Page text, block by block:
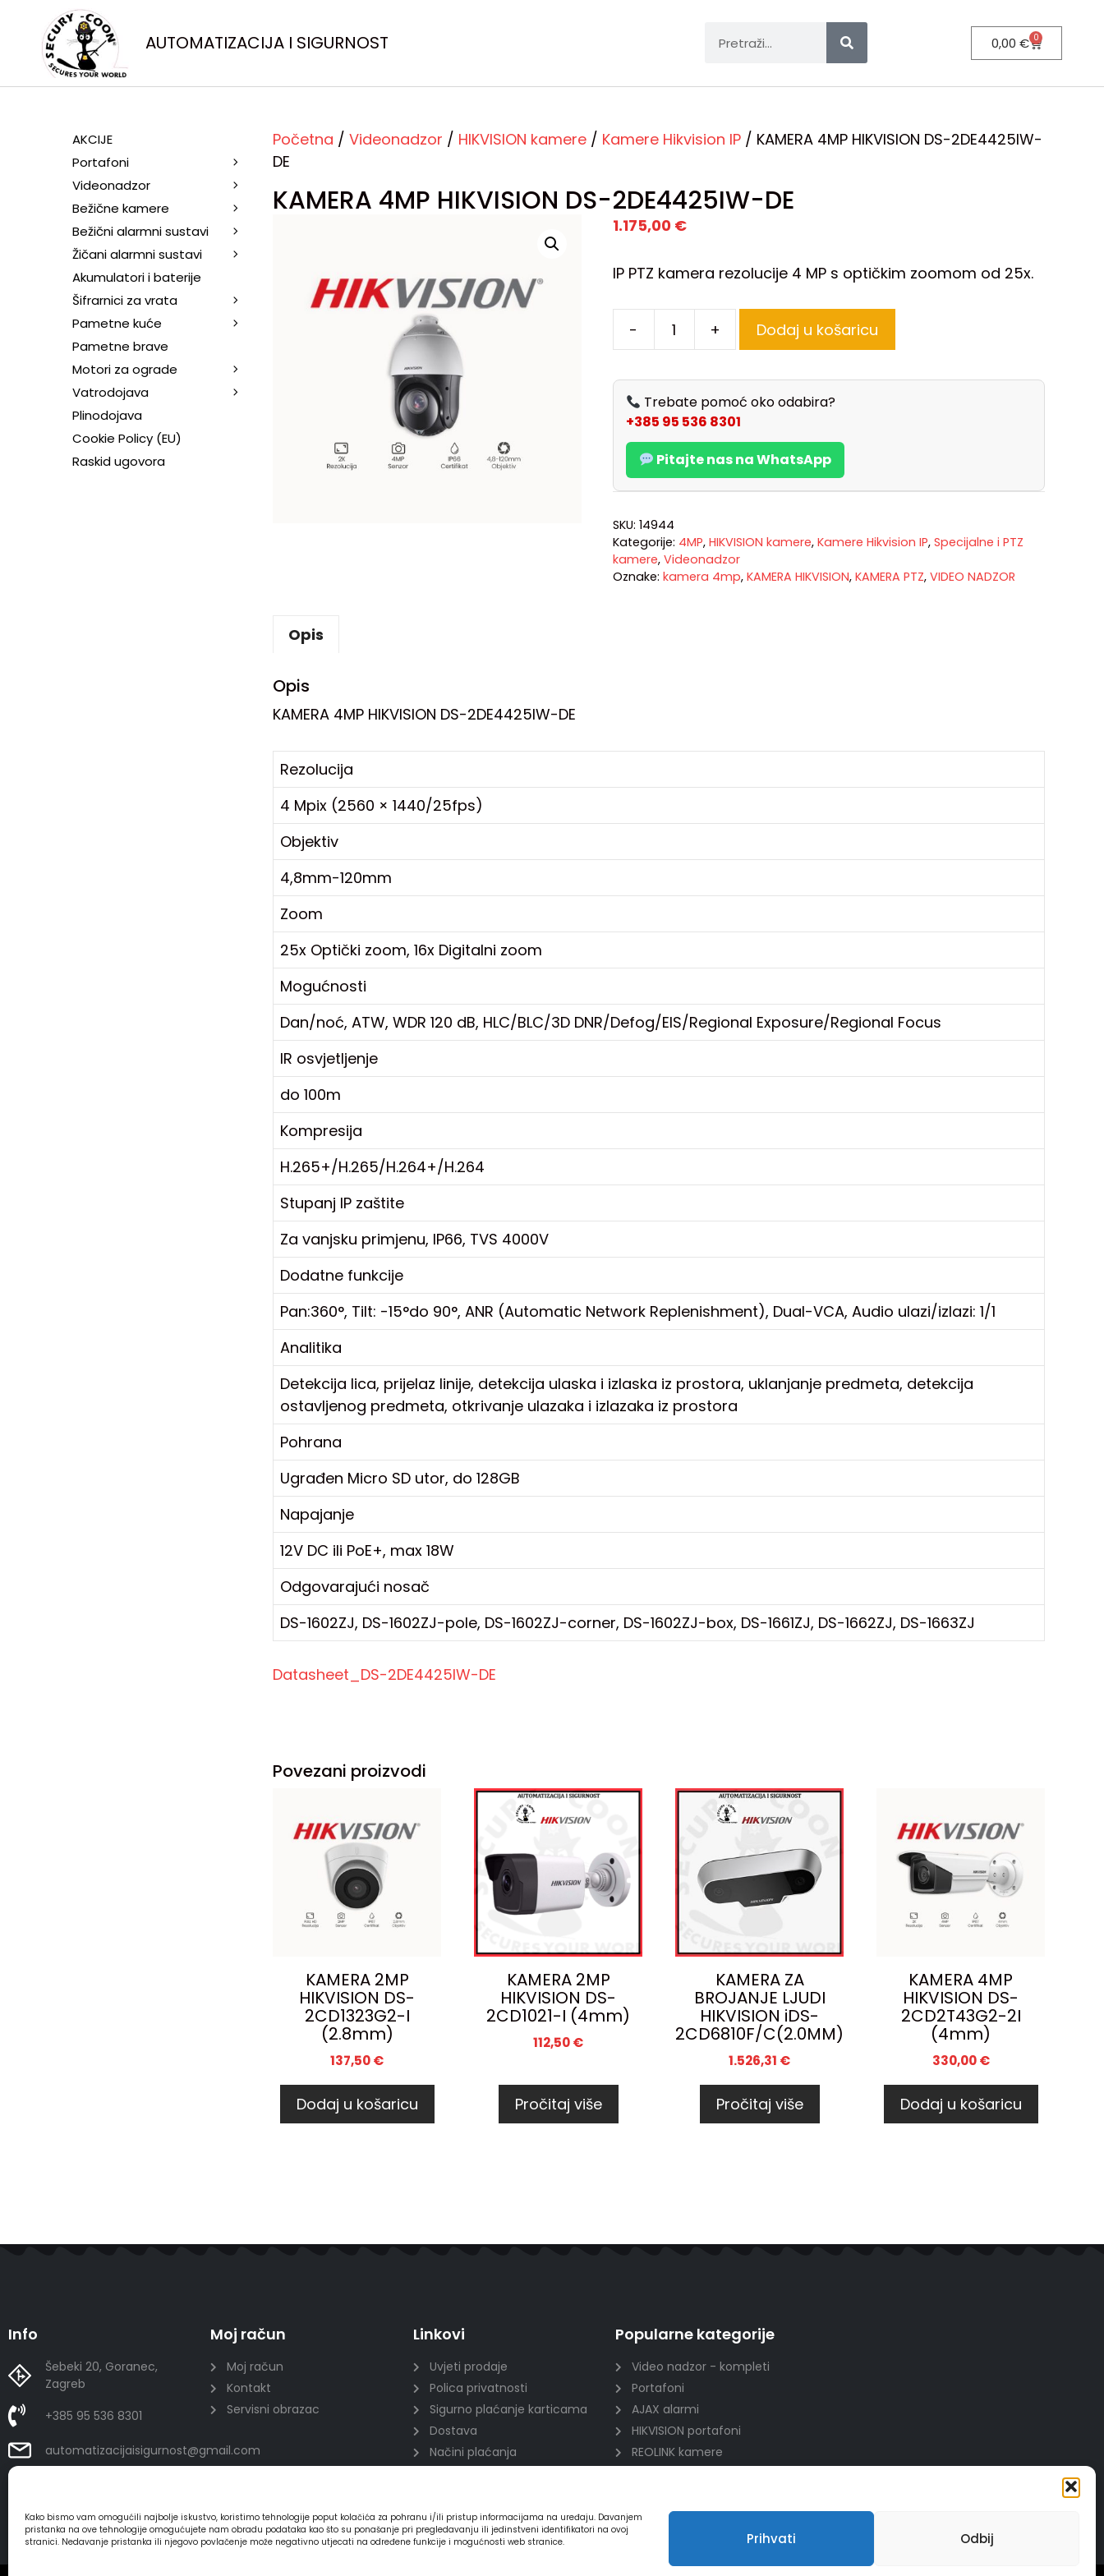
Kako bismo vam omogućili najbolje iskustvo, koristimo tehnologije poput kolačića za pohranu i/ili pristup informacijama na uređaju. Davanjem
pristanka na ove tehnologije omogućujete nam obradu podataka kao što su ponašanje pri pregledavanju ili jedinstveni identifikatori na ovoj
stranici. Nedavanje pristanka ili njegovo povlačenje može negativno utjecati na određene funkcije i mogućnosti web stranice.
Prihvati Odbij
AUTOMATIZACIJA I SIGURNOST 0,00€ 0
Početna / Videonadzor / HIKVISION kamere / Kamere Hikvision IP / KAMERA 4MP HIKVISION DS-2DE4425IW-
DE
KAMERA 4MP HIKVISION DS-2DE4425IW-DE
1.175,00 €
IP PTZ kamera rezolucije 4 MP s optičkim zoomom od 25x.
- + Dodaj u košaricu
Trebate pomoć oko odabira?
+385 95 536 8301
Pitajte nas na WhatsApp
SKU: 14944
Kategorije: 4MP, HIKVISION kamere, Kamere Hikvision IP, Specijalne i PTZ
kamere, Videonadzor
Oznake: kamera 4mp, KAMERA HIKVISION, KAMERA PTZ, VIDEO NADZOR
Opis
Opis
KAMERA 4MP HIKVISION DS-2DE4425IW-DE
Rezolucija
4 Mpix (2560 × 1440/25fps)
Objektiv
4,8mm-120mm
Zoom
25x Optički zoom, 16x Digitalni zoom
Mogućnosti
Dan/noć, ATW, WDR 120 dB, HLC/BLC/3D DNR/Defog/EIS/Regional Exposure/Regional Focus
IR osvjetljenje
do 100m
Kompresija
H.265+/H.265/H.264+/H.264
Stupanj IP zaštite
Za vanjsku primjenu, IP66, TVS 4000V
Dodatne funkcije
Pan:360°, Tilt: -15°do 90°, ANR (Automatic Network Replenishment), Dual-VCA, Audio ulazi/izlazi: 1/1
Analitika
Detekcija lica, prijelaz linije, detekcija ulaska i izlaska iz prostora, uklanjanje predmeta, detekcija
ostavljenog predmeta, otkrivanje ulazaka i izlazaka iz prostora
Pohrana
Ugrađen Micro SD utor, do 128GB
Napajanje
12V DC ili PoE+, max 18W
Odgovarajući nosač
DS-1602ZJ, DS-1602ZJ-pole, DS-1602ZJ-corner, DS-1602ZJ-box, DS-1661ZJ, DS-1662ZJ, DS-1663ZJ
Datasheet_DS-2DE4425IW-DE
Povezani proizvodi
KAMERA 2MP
HIKVISION DS-
2CD1323G2-I
(2.8mm)
137,50€
Dodaj u košaricu
KAMERA 2MP
HIKVISION DS-
2CD1021-I (4mm)
112,50€
Pročitaj više
KAMERA ZA
BROJANJE LJUDI
HIKVISION iDS-
2CD6810F/C(2.0MM)
1.526,31 €
Pročitaj više
KAMERA 4MP
HIKVISION DS-
2CD2T43G2-2I
(4mm)
330,00€
Dodaj u košaricu
AKCIJE
Portafoni
Videonadzor
Bežične kamere
Bežični alarmni sustavi
Žičani alarmni sustavi
Akumulatori i baterije
Šifrarnici za vrata
Pametne kuće
Pametne brave
Motori za ograde
Vatrodojava
Plinodojava
Cookie Policy (EU)
Raskid ugovora
Info
Šebeki 20, Goranec,
Zagreb
+385 95 536 8301
automatizacijaisigurnost@gmail.com
Moj račun
Moj račun
Kontakt
Servisni obrazac
Linkovi
Uvjeti prodaje
Polica privatnosti
Sigurno plaćanje karticama
Dostava
Načini plaćanja
Popularne kategorije
Video nadzor - kompleti
Portafoni
AJAX alarmi
HIKVISION portafoni
REOLINK kamere